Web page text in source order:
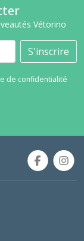
Vétorino
S'inscrire
de confidentialité